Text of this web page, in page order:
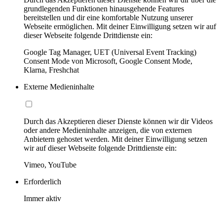
grundlegenden Funktionen hinausgehende Features
bereitstellen und dir eine komfortable Nutzung unserer
Webseite ermöglichen. Mit deiner Einwilligung setzen wir auf
dieser Webseite folgende Drittdienste ein:
Google Tag Manager, UET (Universal Event Tracking)
Consent Mode von Microsoft, Google Consent Mode,
Klarna, Freshchat
Externe Medieninhalte
Durch das Akzeptieren dieser Dienste können wir dir Videos
oder andere Medieninhalte anzeigen, die von externen
Anbietern gehostet werden. Mit deiner Einwilligung setzen
wir auf dieser Webseite folgende Drittdienste ein:
Vimeo, YouTube
Erforderlich
Immer aktiv